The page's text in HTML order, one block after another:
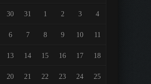
30 31 1 2 3 4
6 7 8 9 10 11
13 14 15 16 17 18
20 21 22 23 24 25